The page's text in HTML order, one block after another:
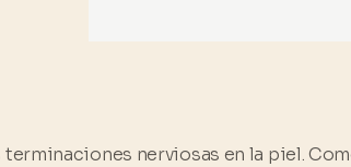
nerviosas en la piel.